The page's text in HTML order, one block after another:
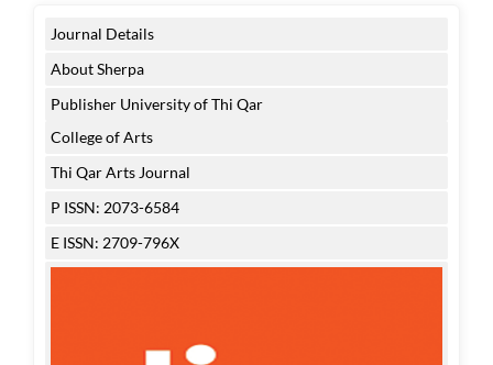
Journal Details
About Sherpa
Publisher University of Thi Qar
College of Arts
Thi Qar Arts Journal
P ISSN: 2073-6584
E ISSN: 2709-796X